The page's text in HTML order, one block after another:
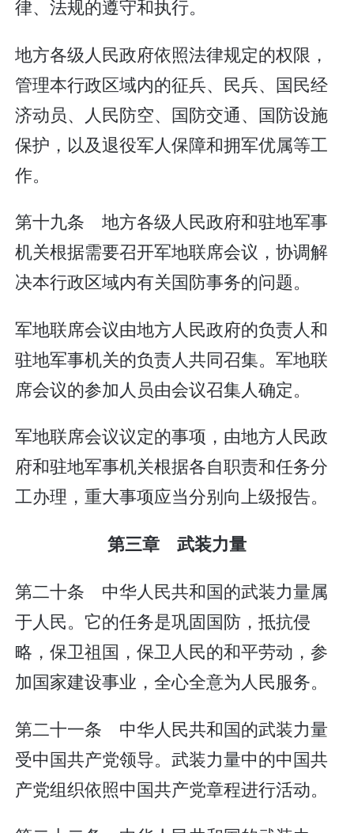
律、法规的遵守和执行。
地方各级人民政府依照法律规定的权限，
管理本行政区域内的征兵、民兵、国民经
济动员、人民防空、国防交通、国防设施
保护，以及退役军人保障和拥军优属等工
作。
第十九条 地方各级人民政府和驻地军事
机关根据需要召开军地联席会议，协调解
决本行政区域内有关国防事务的问题。
军地联席会议由地方人民政府的负责人和
驻地军事机关的负责人共同召集。军地联
席会议的参加人员由会议召集人确定。
军地联席会议议定的事项，由地方人民政
府和驻地军事机关根据各自职责和任务分
工办理，重大事项应当分别向上级报告。
第三章 武装力量
第二十条 中华人民共和国的武装力量属
于人民。它的任务是巩固国防，抵抗侵
略，保卫祖国，保卫人民的和平劳动，参
加国家建设事业，全心全意为人民服务。
第二十一条 中华人民共和国的武装力量
受中国共产党领导。武装力量中的中国共
产党组织依照中国共产党章程进行活动。